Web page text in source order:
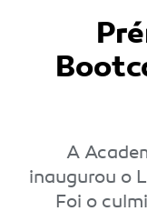
A
inaugurou o
Foi o